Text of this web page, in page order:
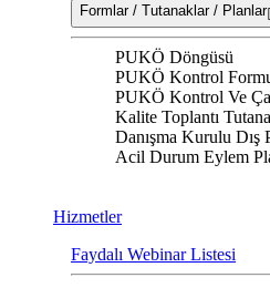
Formlar / Tutanaklar / Planlar
PUKÖ Döngüsü
PUKÖ Kontrol
PUKÖ Kontrol Ve
Kalite Toplantı
Danışma Kurulu Dış
Acil Durum Eylem
Hizmetler
Faydalı Webinar Listesi